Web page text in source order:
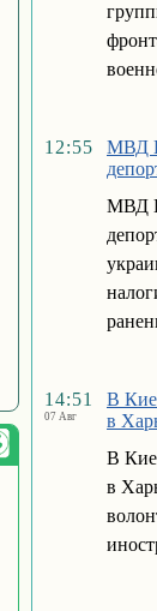
12:55
МВД
МВД
14:51
07 Авг
В
в
В
в